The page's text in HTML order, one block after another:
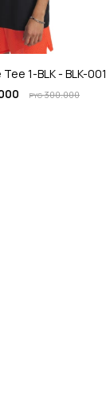
1-BLK - BLK-001
PYG300.000